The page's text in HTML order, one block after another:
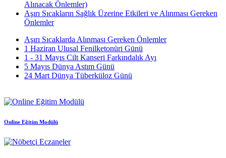
Alınacak Önlemler)
Aşırı Sıcakların Sağlık Üzerine Etkileri ve Alınması Gereken
Önlemler
Aşırı Sıcaklarda Alınması Gereken Önlemler
1 Haziran Ulusal Fenilketonüri Günü
1 - 31 Mayıs Cilt Kanseri Farkındalık Ayı
5 Mayıs Dünya Astım Günü
24 Mart Dünya Tüberküloz Günü
Online Eğitim Modülü